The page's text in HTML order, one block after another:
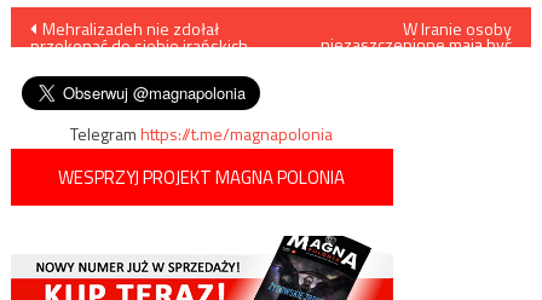
Nawigacja
wpisu
Mehralizadeh nie zdołał
przekonać do siebie irańskich
W Iranie osoby
niezaszczepione mają być
Telegramhttps://t.me/magnapolonia
WESPRZYJ PROJEKT MAGNA POLONIA